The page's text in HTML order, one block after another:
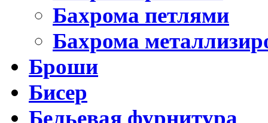
Бахрома петлями
Бахрома
Броши
Бисер